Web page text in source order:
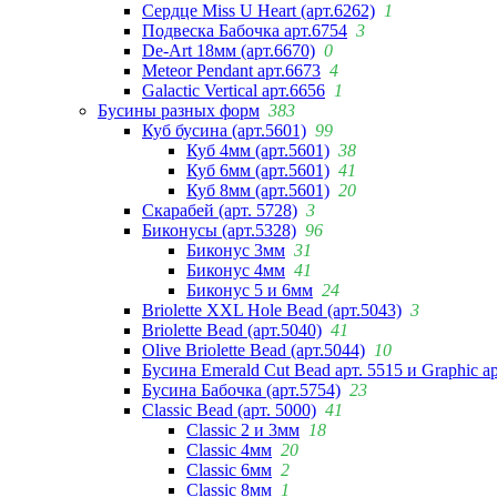
Сердце Miss U Heart (арт.6262) 1
Подвеска Бабочка арт.6754 3
De-Art 18мм (арт.6670) 0
Meteor Pendant арт.6673 4
Galactic Vertical арт.6656 1
Бусины разных форм 383
Куб бусина (арт.5601) 99
Куб 4мм (арт.5601) 38
Куб 6мм (арт.5601) 41
Куб 8мм (арт.5601) 20
Скарабей (арт. 5728) 3
Биконусы (арт.5328) 96
Биконус 3мм 31
Биконус 4мм 41
Биконус 5 и 6мм 24
Briolette XXL Hole Bead (арт.5043) 3
Briolette Bead (арт.5040) 41
Olive Briolette Bead (арт.5044) 10
Бусина Emerald Cut Bead арт. 5515 и Graphic
Бусина Бабочка (арт.5754) 23
Classic Bead (арт. 5000) 41
Classic 2 и 3мм 18
Classic 4мм 20
Classic 6мм 2
Classic 8мм 1